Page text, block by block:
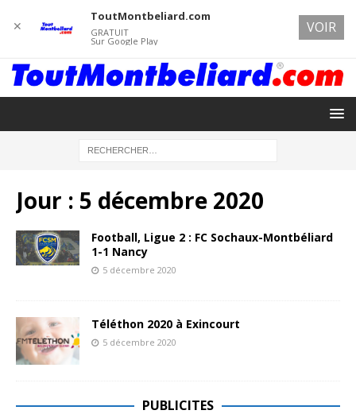
Jour : 5 décembre 2020
Football, Ligue 2 : FC Sochaux-Montbéliard
1-1 Nancy
5 décembre 2020
Téléthon 2020 à Exincourt
5 décembre 2020
PUBLICITES
✕
ToutMontbeliard.com
GRATUIT
Sur Google Play
VOIR